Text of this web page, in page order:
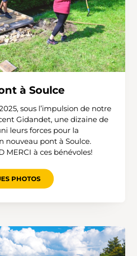
à Soulce
sous l’impulsion de notre
Gidandet, une dizaine de
leurs forces pour la
nouveau pont à Soulce.
MERCI à ces bénévoles!
PHOTOS